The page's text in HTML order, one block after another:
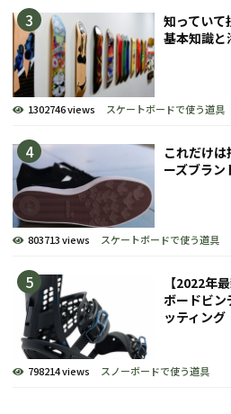
知っていて
基本知識と
1302746 views スケートボードで使う道具
これだけ
ーズブラン
803713 views スケートボードで使う道具
【2022年
ボードビン
ッティング
798214 views スノーボードで使う道具